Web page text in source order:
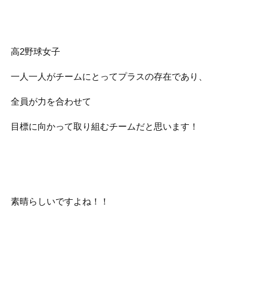
高2野球女子
一人一人がチームにとってプラスの存在であり、
全員が力を合わせて
目標に向かって取り組むチームだと思います！
素晴らしいですよね！！